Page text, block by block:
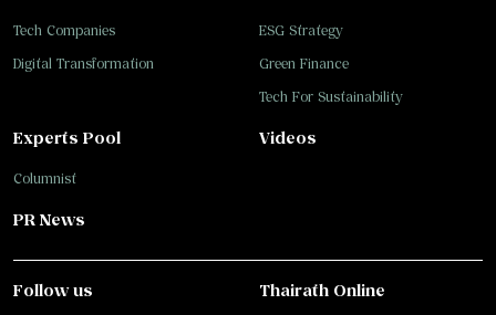
Tech Companies
Digital Transformation
ESG Strategy
Green Finance
Tech For Sustainability
Experts Pool
Columnist
Videos
PR News
Follow us Thairath Online